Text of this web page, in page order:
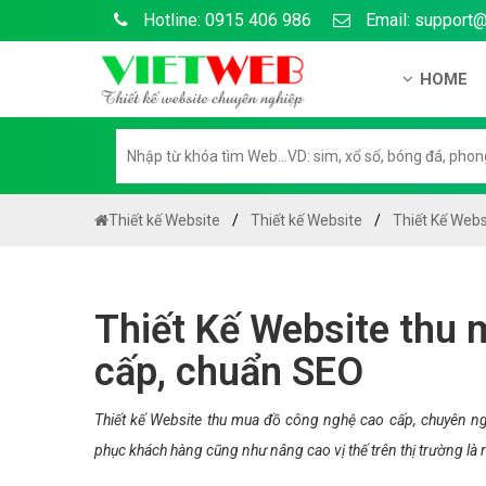
Hotline: 0915 406 986 Email:
HOME
Hướng
Chính
Chính
Thiết kế Website Thiết kế Website Thiết Kế
Thiết Kế Website thu
cấp, chuẩn SEO
Thiết kế Website thu mua đồ công nghệ cao cấp, chuyên
phục khách hàng cũng như nâng cao vị thế trên thị trường là